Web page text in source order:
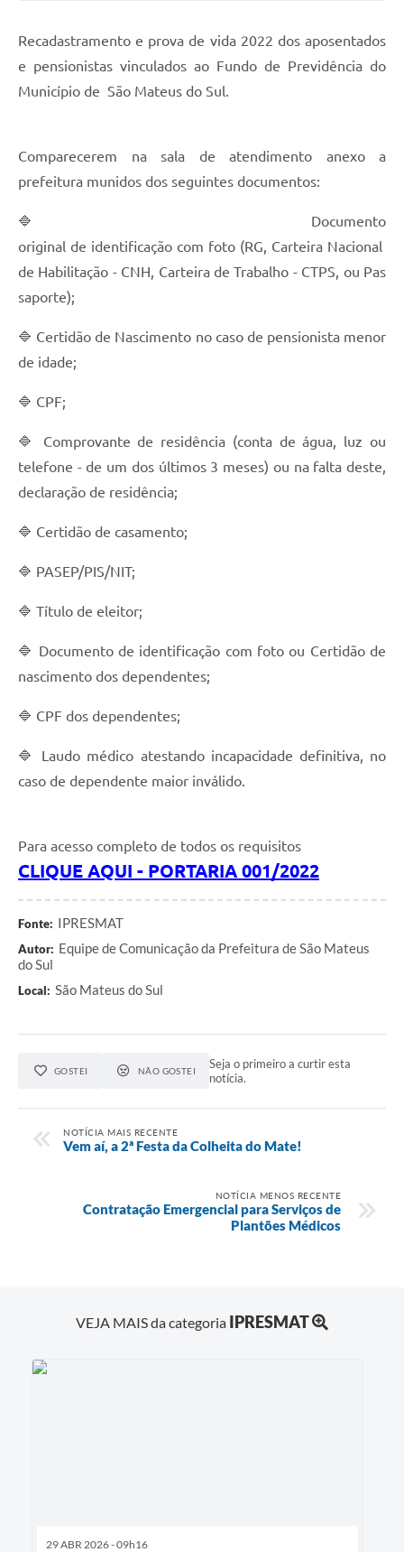
Chamamento Público para Artistas Locais
Projeto Nascente Viva
Telefones Prefeitura Municipal
Feriados Municipais
Telefones Postos de Saúde
Serviço de Informação ao Cidadão
Termos de Fomento
Links
Agenda
Notícias
Recadastramento e prova de vida 2022 dos aposentados
e pensionistas vinculados ao Fundo de Previdência do
Município de São Mateus do Sul.
Comparecerem na sala de atendimento anexo a
prefeitura munidos dos seguintes documentos:
🔷 Documento
original de identificação com foto (RG, Carteira Nacional
de Habilitação - CNH, Carteira de Trabalho - CTPS, ou Pas
saporte);
🔷 Certidão de Nascimento no caso de pensionista menor
de idade;
🔷 CPF;
🔷 Comprovante de residência (conta de água, luz ou
telefone - de um dos últimos 3 meses) ou na falta deste,
declaração de residência;
🔷 Certidão de casamento;
🔷 PASEP/PIS/NIT;
🔷 Título de eleitor;
🔷 Documento de identificação com foto ou Certidão de
nascimento dos dependentes;
🔷 CPF dos dependentes;
🔷 Laudo médico atestando incapacidade definitiva, no
caso de dependente maior inválido.
Para acesso completo de todos os requisitos
CLIQUE AQUI - PORTARIA 001/2022
Fonte: IPRESMAT
Autor: Equipe de Comunicação da Prefeitura de São Mateus
do Sul
Local: São Mateus do Sul
GOSTEI NÃO GOSTEI
Seja o primeiro a curtir esta
notícia.
NOTÍCIA MAIS RECENTE
Vem aí, a 2ª Festa da Colheita do Mate!
NOTÍCIA MENOS RECENTE
Contratação Emergencial para Serviços de
Plantões Médicos
VEJA MAIS da categoria IPRESMAT
29 ABR 2026 - 09h16